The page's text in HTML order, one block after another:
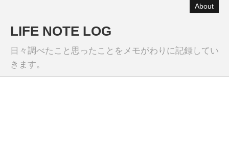
About
LIFE NOTE LOG
日々調べたこと思ったことをメモがわりに記録してい
きます。